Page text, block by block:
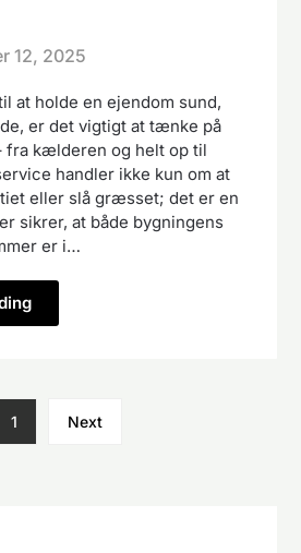
12, 2025
at holde en ejendom sund,
er det vigtigt at tænke på
fra kælderen og helt op til
handler ikke kun om at
eller slå græsset; det er en
sikrer, at både bygningens
er i…
1 Next